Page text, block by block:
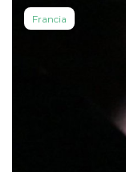
Francia